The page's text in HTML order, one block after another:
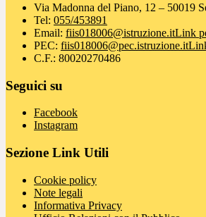
Via Madonna del Piano, 12 – 50019
Tel: 055/453891
Email: fiis018006@istruzione.itLink
PEC: fiis018006@pec.istruzione.it
C.F.: 80020270486
Seguici su
Facebook
Instagram
Sezione Link Utili
Cookie policy
Note legali
Informativa Privacy